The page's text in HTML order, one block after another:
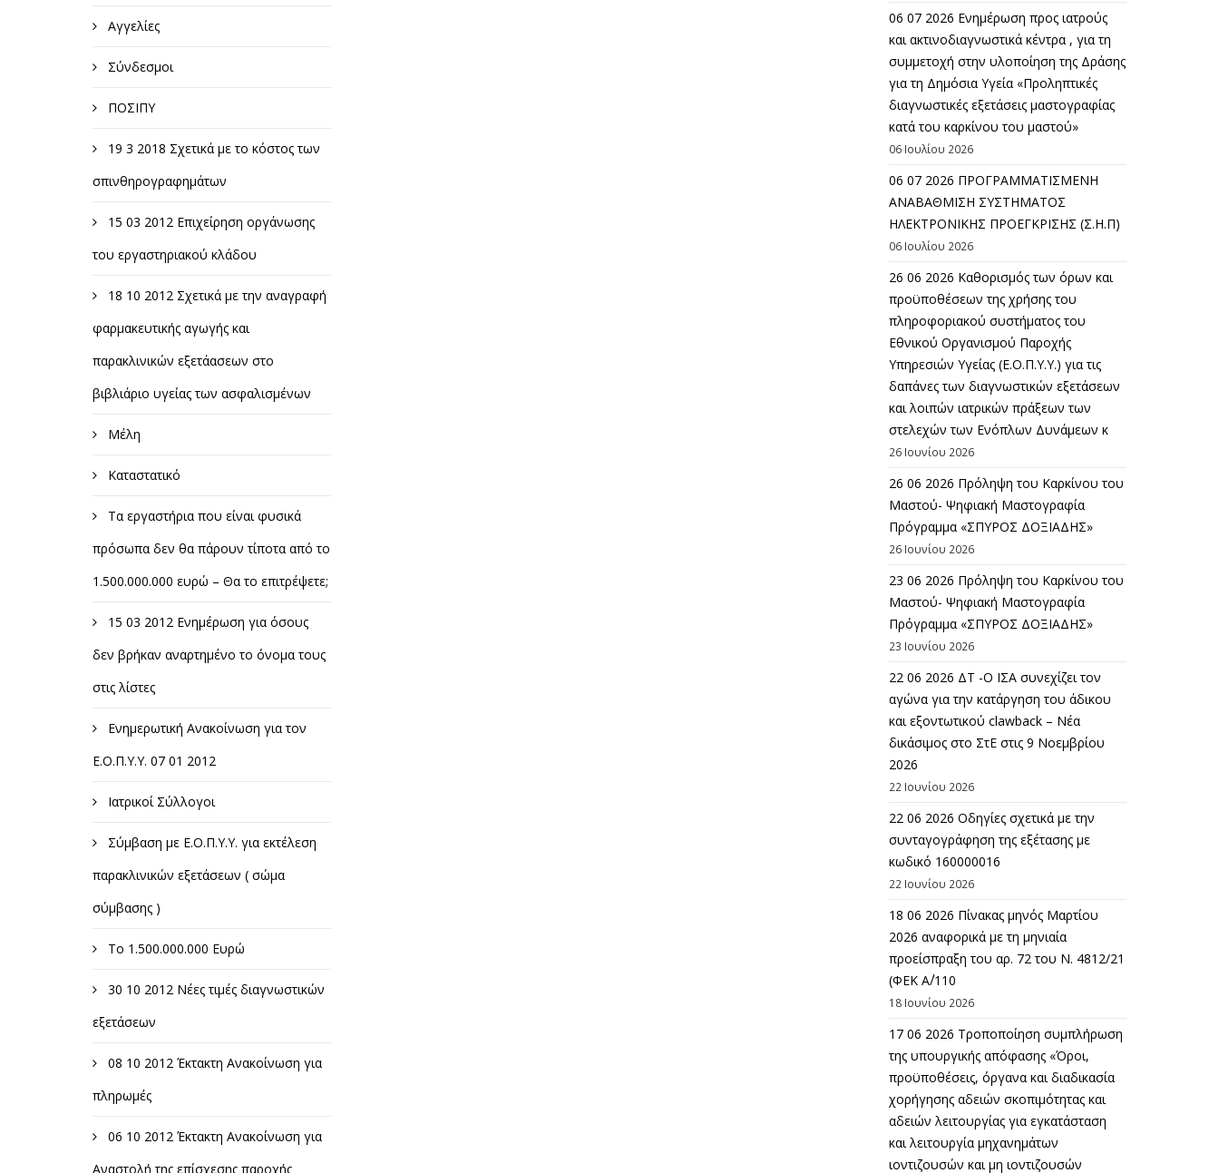
Αγγελίες
Σύνδεσμοι
ΠΟΣΙΠΥ
19 3 2018 Σχετικά με το κόστος των
σπινθηρογραφημάτων
15 03 2012 Επιχείρηση οργάνωσης
του εργαστηριακού κλάδου
18 10 2012 Σχετικά με την αναγραφή
φαρμακευτικής αγωγής και
παρακλινικών εξετάασεων στο
βιβλιάριο υγείας των ασφαλισμένων
Μέλη
Καταστατικό
Τα εργαστήρια που είναι φυσικά
πρόσωπα δεν θα πάρουν τίποτα από το
1.500.000.000 ευρώ – Θα το επιτρέψετε;
15 03 2012 Ενημέρωση για όσους
δεν βρήκαν αναρτημένο το όνομα τους
στις λίστες
Ενημερωτική Ανακοίνωση για τον
Ε.Ο.Π.Υ.Υ. 07 01 2012
Ιατρικοί Σύλλογοι
Σύμβαση με Ε.Ο.Π.Υ.Υ. για εκτέλεση
παρακλινικών εξετάσεων ( σώμα
σύμβασης )
Το 1.500.000.000 Ευρώ
30 10 2012 Νέες τιμές διαγνωστικών
εξετάσεων
08 10 2012 Έκτακτη Ανακοίνωση για
πληρωμές
06 10 2012 Έκτακτη Ανακοίνωση για
Αναστολή της επίσχεσης παροχής
06 07 2026 Eνημέρωση προς ιατρούς
και ακτινοδιαγνωστικά κέντρα , για τη
συμμετοχή στην υλοποίηση της Δράσης
για τη Δημόσια Υγεία «Προληπτικές
διαγνωστικές εξετάσεις μαστογραφίας
κατά του καρκίνου του μαστού»
06 Ιουλίου 2026
06 07 2026 ΠΡΟΓΡΑΜΜΑΤΙΣΜΕΝΗ
ΑΝΑΒΑΘΜΙΣΗ ΣΥΣΤΗΜΑΤΟΣ
ΗΛΕΚΤΡΟΝΙΚΗΣ ΠΡΟΕΓΚΡΙΣΗΣ (Σ.Η.Π)
06 Ιουλίου 2026
26 06 2026 Καθορισμός των όρων και
προϋποθέσεων της χρήσης του
πληροφοριακού συστήματος του
Εθνικού Οργανισμού Παροχής
Υπηρεσιών Υγείας (Ε.Ο.Π.Υ.Υ.) για τις
δαπάνες των διαγνωστικών εξετάσεων
και λοιπών ιατρικών πράξεων των
στελεχών των Ενόπλων Δυνάμεων κ
26 Ιουνίου 2026
26 06 2026 Πρόληψη του Καρκίνου του
Μαστού- Ψηφιακή Μαστογραφία
Πρόγραμμα «ΣΠΥΡΟΣ ΔΟΞΙΑΔΗΣ»
26 Ιουνίου 2026
23 06 2026 Πρόληψη του Καρκίνου του
Μαστού- Ψηφιακή Μαστογραφία
Πρόγραμμα «ΣΠΥΡΟΣ ΔΟΞΙΑΔΗΣ»
23 Ιουνίου 2026
22 06 2026 ΔΤ -Ο ΙΣΑ συνεχίζει τον
αγώνα για την κατάργηση του άδικου
και εξοντωτικού clawback – Νέα
δικάσιμος στο ΣτΕ στις 9 Νοεμβρίου
2026
22 Ιουνίου 2026
22 06 2026 Οδηγίες σχετικά με την
συνταγογράφηση της εξέτασης με
κωδικό 160000016
22 Ιουνίου 2026
18 06 2026 Πίνακας μηνός Μαρτίου
2026 αναφορικά με τη μηνιαία
προείσπραξη του αρ. 72 του Ν. 4812/21
(ΦΕΚ Α΄/110
18 Ιουνίου 2026
17 06 2026 Τροποποίηση συμπλήρωση
της υπουργικής απόφασης «Όροι,
προϋποθέσεις, όργανα και διαδικασία
χορήγησης αδειών σκοπιμότητας και
αδειών λειτουργίας για εγκατάσταση
και λειτουργία μηχανημάτων
ιοντιζουσών και μη ιοντιζουσών